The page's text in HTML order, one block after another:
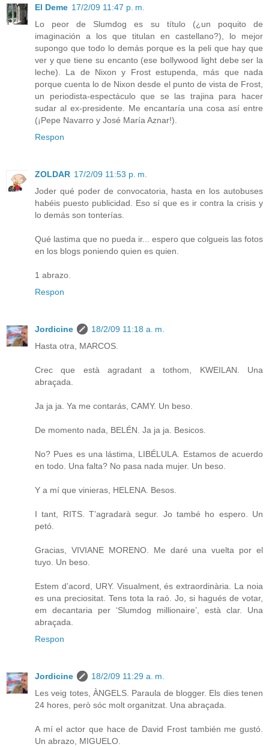
El Deme 17/2/09 11:47 p. m.
Lo peor de Slumdog es su título (¿un poquito de
imaginación a los que titulan en castellano?), lo mejor
supongo que todo lo demás porque es la peli que hay que
ver y que tiene su encanto (ese bollywood light debe ser la
leche). La de Nixon y Frost estupenda, más que nada
porque cuenta lo de Nixon desde el punto de vista de Frost,
un periodista-espectáculo que se las trajina para hacer
sudar al ex-presidente. Me encantaría una cosa así entre
(¡Pepe Navarro y José María Aznar!).
Respon
ZOLDAR 17/2/09 11:53 p. m.
Joder qué poder de convocatoria, hasta en los autobuses
habéis puesto publicidad. Eso sí que es ir contra la crisis y
lo demás son tonterías.
Qué lastima que no pueda ir... espero que colgueis las fotos
en los blogs poniendo quien es quien.
1 abrazo.
Respon
Jordicine
18/2/09 11:18 a. m.
Hasta otra, MARCOS.
Crec que està agradant a tothom, KWEILAN. Una
abraçada.
Ja ja ja. Ya me contarás, CAMY. Un beso.
De momento nada, BELÉN. Ja ja ja. Besicos.
No? Pues es una lástima, LIBÉLULA. Estamos de acuerdo
en todo. Una falta? No pasa nada mujer. Un beso.
Y a mí que vinieras, HELENA. Besos.
I tant, RITS. T’agradarà segur. Jo també ho espero. Un
petó.
Gracias, VIVIANE MORENO. Me daré una vuelta por el
tuyo. Un beso.
Estem d’acord, URY. Visualment, és extraordinària. La noia
es una preciositat. Tens tota la raó. Jo, si hagués de votar,
em decantaria per ‘Slumdog millionaire’, està clar. Una
abraçada.
Respon
Jordicine
18/2/09 11:29 a. m.
Les veig totes, ÀNGELS. Paraula de blogger. Els dies tenen
24 hores, però sóc molt organitzat. Una abraçada.
A mí el actor que hace de David Frost también me gustó.
Un abrazo, MIGUELO.